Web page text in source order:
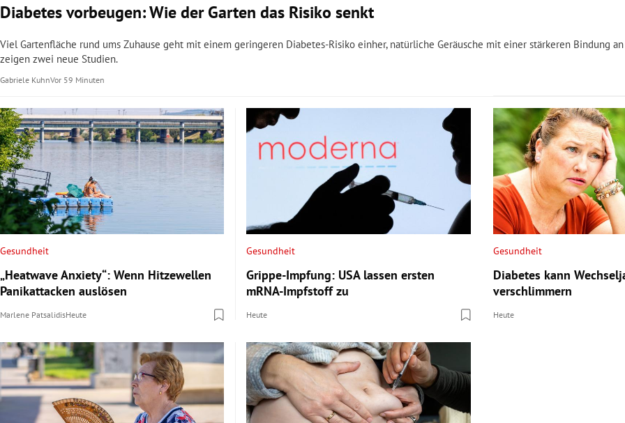
Diabetes vorbeugen: Wie der Garten das Risiko senkt
Viel Gartenfläche rund ums Zuhause geht mit einem geringeren Diabetes-Risiko einher, natürliche Geräusche mit einer stärkeren Bindung
zeigen zwei neue Studien.
Gabriele KuhnVor 59 Minuten
Gesundheit
„Heatwave Anxiety“: Wenn Hitzewellen
Panikattacken auslösen
Marlene PatsalidisHeute
Gesundheit
Grippe-Impfung: USA lassen ersten
mRNA-Impfstoff zu
Heute
Gesundheit
Diabetes kann
verschlimmern
Heute